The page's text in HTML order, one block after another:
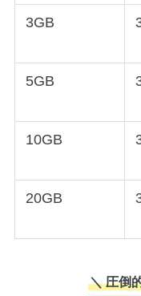
3GB
5GB
10GB
20GB
＼ 圧倒